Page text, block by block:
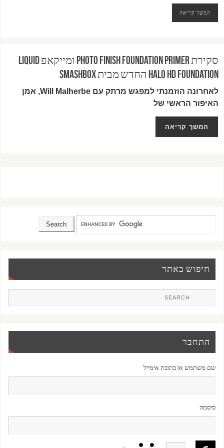
המשך קריאה
סקירת PHOTO FINISH FOUNDATION PRIMER ומייקאפ LIQUID
HALO HD FOUNDATION החדש מבית SMASHBOX
לאחרונה הוזמנתי למפגש מרתק עם Will Malherbe, אמן
האיפור הראשי של
המשך קריאה
חיפוש באתר
התחבר
שם משתמש או כתובת אימייל
סיסמה